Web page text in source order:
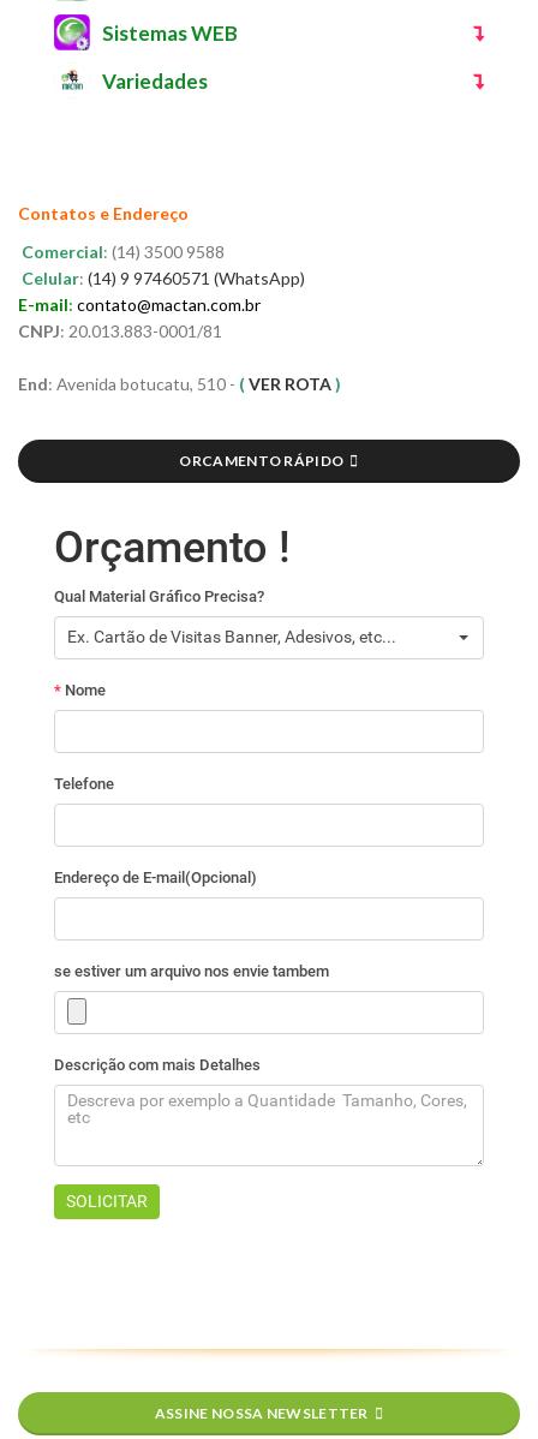
Sistemas WEB
Variedades
Contatos e Endereço
Comercial: (14) 3500 9588
Celular: (14) 9 97460571 (WhatsApp)
E-mail: contato@mactan.com.br
CNPJ: 20.013.883-0001/81
End: Avenida botucatu, 510 - ( VER ROTA)
ORCAMENTO RÁPIDO
ASSINE NOSSA NEWSLETTER